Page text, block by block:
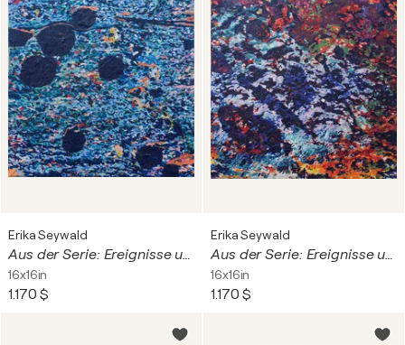
Erika Seywald
Aus der Serie: Ereignisse und Zwischenfälle in der Natur - 2
16x16in
1.170 $
Erika Seywald
Aus der Serie: Ereignisse und Zwischenfälle in der Natur - 3
16x16in
1.170 $